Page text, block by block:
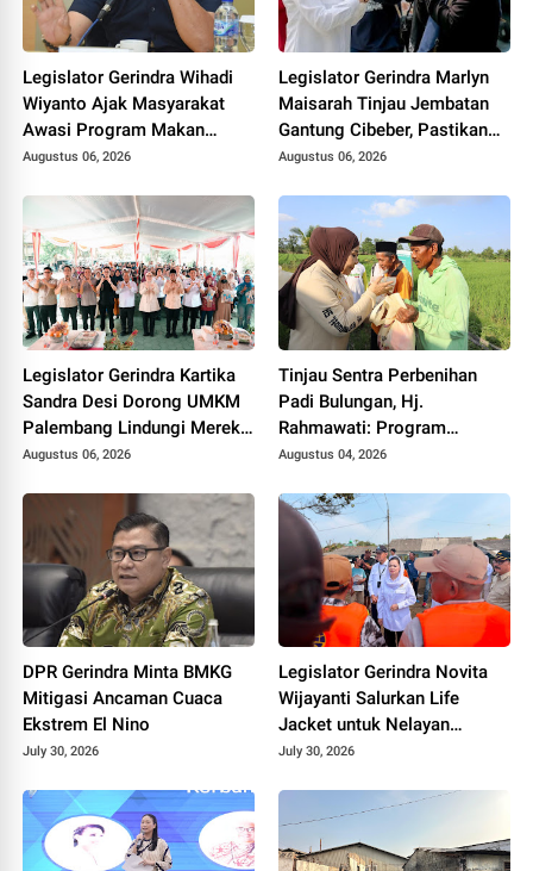
Legislator Gerindra Wihadi
Wiyanto Ajak Masyarakat
Awasi Program Makan
Bergizi Gratis agar Tepat
Augustus 06, 2026
Legislator Gerindra Marlyn
Maisarah Tinjau Jembatan
Gantung Cibeber, Pastikan
Aspirasi Warga Terlaksana
Augustus 06, 2026
Legislator Gerindra Kartika
Sandra Desi Dorong UMKM
Palembang Lindungi Merek
Usaha
Augustus 06, 2026
Tinjau Sentra Perbenihan
Padi Bulungan, Hj.
Rahmawati: Program
Prabowo Bikin Petani Makin
Augustus 04, 2026
DPR Gerindra Minta BMKG
Mitigasi Ancaman Cuaca
Ekstrem El Nino
July 30, 2026
Legislator Gerindra Novita
Wijayanti Salurkan Life
Jacket untuk Nelayan
Cilacap, Tegaskan
Harus Jadi Prioritas
July 30, 2026